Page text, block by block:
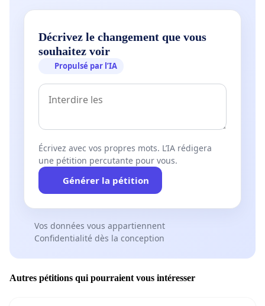
Décrivez le changement que vous
souhaitez voir
Propulsé par l’IA
Écrivez avec vos propres mots. L’IA rédigera
une pétition percutante pour vous.
Générer la pétition
Vos données vous appartiennent
Confidentialité dès la conception
Autres pétitions qui pourraient vous intéresser